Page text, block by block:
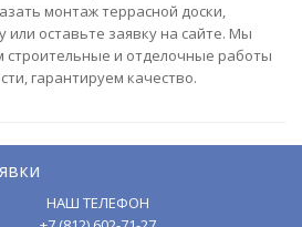
монтаж террасной доски,
или оставьте заявку на сайте. Мы
строительные и отделочные работы
гарантируем качество.
НАШ ТЕЛЕФОН